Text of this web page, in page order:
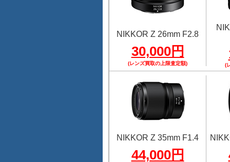
NIKKOR Z 26mm F2.8
30,000円
(レンズ買取の上限査定額) (
NIKKOR Z 35mm F1.4
44,000円